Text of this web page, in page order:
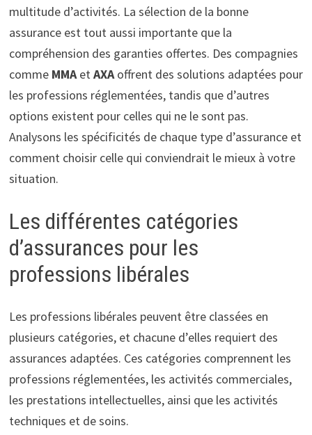
multitude d’activités. La sélection de la bonne
assurance est tout aussi importante que la
compréhension des garanties offertes. Des compagnies
comme MMAetAXAoffrent des solutions adaptées pour
les professions réglementées, tandis que d’autres
options existent pour celles qui ne le sont pas.
Analysons les spécificités de chaque type d’assurance et
comment choisir celle qui conviendrait le mieux à votre
situation.
Les différentes catégories
d’assurances pour les
professions libérales
Les professions libérales peuvent être classées en
plusieurs catégories, et chacune d’elles requiert des
assurances adaptées. Ces catégories comprennent les
professions réglementées, les activités commerciales,
les prestations intellectuelles, ainsi que les activités
techniques et de soins.